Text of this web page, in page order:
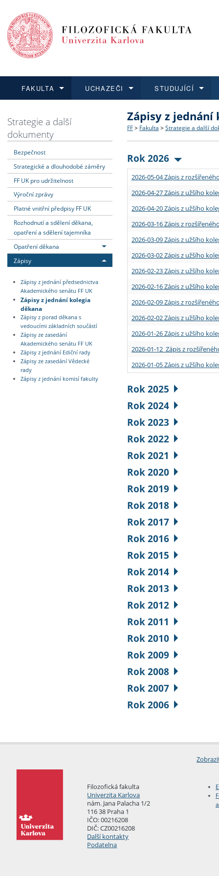
FAKULTA
Dozvědět se více
Struktura a historie
Strategie a další
Podpora a benefity pro
Absolventi fakulty
UCHAZEČI
Podat přihlášku
Co studovat a jak se
Učitelské studijní
Informace k průběhu
STUDUJÍCÍ
Dozvědět se více
Bakalářské a magisterské
Doktorské studium
Rigorózní řízení
Dozvědět se více
O vědě a výzkumu na FF
Akademické kvalifikace
Granty a projekty
Dozvědět se více
Aktuální nabídky a
Vyjíždějící studenti
Přijíždějící studenti
Vyjíždějící zaměstnanci
Strategie a další
dokumenty
Bezpečnost
Strategické a dlouhodobé záměry
FF UK pro udržitelnost
Výroční zprávy
Platné vnitřní předpisy FF UK
Rozhodnutí a sdělení děkana,
opatření a sdělení tajemníka
Opatření děkana
Zápisy
Zápisy z jednání předsednictva
Akademického senátu FF UK
Zápisy z jednání kolegia
děkana
Zápisy z porad děkana s
vedoucími základních součástí
Zápisy ze zasedání
Akademického senátu FF UK
Zápisy z jednání Ediční rady
Zápisy ze zasedání Vědecké
rady
Zápisy z jednání komisí fakulty
Zápisy z jednání
FF > Fakulta > Strategie a další
Rok 2026
2026-05-04 Zápis z
2026-04-27 Zápis z užšího
2026-04-20 Zápis z užšího
2026-03-16 Zápis z
2026-03-09 Zápis z užšího
2026-03-02 Zápis z užšího
2026-02-23 Zápis z užšího
2026-02-16 Zápis z užšího
2026-02-09 Zápis z
2026-02-02 Zápis z užšího
2026-01-26 Zápis z užšího
2026-01-12 Zápis z
2026-01-05 Zápis z užšího
Rok 2025
Rok 2024
Rok 2023
Rok 2022
Rok 2021
Rok 2020
Rok 2019
Rok 2018
Rok 2017
Rok 2016
Rok 2015
Rok 2014
Rok 2013
Rok 2012
Rok 2011
Rok 2010
Rok 2009
Rok 2008
Rok 2007
Rok 2006
Filozofická fakulta
Univerzita Karlova
nám. Jana Palacha 1/2
116 38 Praha 1
IČO: 00216208
DIČ: CZ00216208
Další kontakty
Podatelna